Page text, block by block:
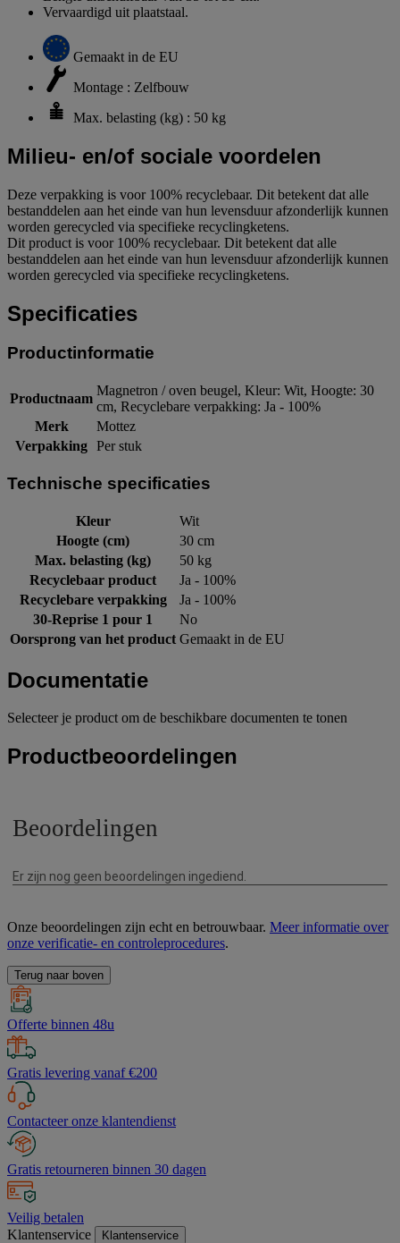
Vervaardigd uit plaatstaal.
Gemaakt in de EU
Montage : Zelfbouw
Max. belasting (kg) : 50 kg
Milieu- en/of sociale voordelen
Deze verpakking is voor 100% recyclebaar. Dit betekent dat alle
bestanddelen aan het einde van hun levensduur afzonderlijk kunnen
worden gerecycled via specifieke recyclingketens.
Dit product is voor 100% recyclebaar. Dit betekent dat alle
bestanddelen aan het einde van hun levensduur afzonderlijk kunnen
worden gerecycled via specifieke recyclingketens.
Specificaties
Productinformatie
Productnaam
Magnetron / oven beugel, Kleur: Wit, Hoogte: 30
cm, Recyclebare verpakking: Ja - 100%
Merk
Mottez
Verpakking Per stuk
Technische specificaties
Kleur
Wit
Hoogte (cm)
30 cm
Max. belasting (kg)
50 kg
Recyclebaar product
Ja - 100%
Recyclebare verpakking
Ja - 100%
30-Reprise 1 pour 1
No
Oorsprong van het product Gemaakt in de EU
Documentatie
Selecteer je product om de beschikbare documenten te tonen
Productbeoordelingen
Onze beoordelingen zijn echt en betrouwbaar. Meer informatie over
onze verificatie- en controleprocedures.
Terug naar boven
Offerte binnen 48u
Gratis levering vanaf €200
Contacteer onze klantendienst
Gratis retourneren binnen 30 dagen
Veilig betalen
Klantenservice
Klantenservice